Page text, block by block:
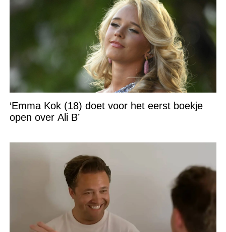
‘Emma Kok (18) doet voor het eerst boekje
open over Ali B’